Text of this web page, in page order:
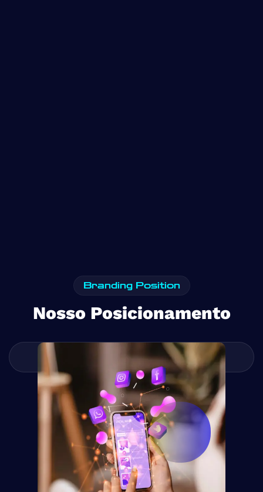
Branding Position
Nosso Posicionamento